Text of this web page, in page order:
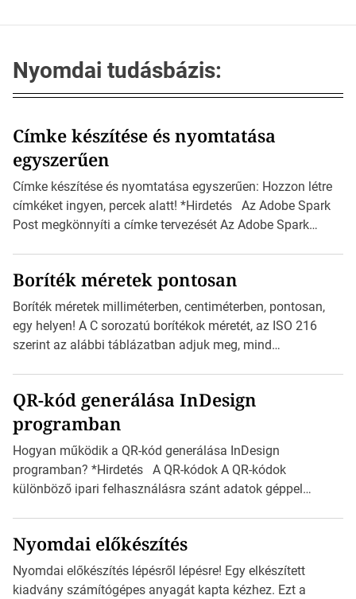
Nyomdai tudásbázis:
Címke készítése és nyomtatása
egyszerűen
Címke készítése és nyomtatása egyszerűen: Hozzon létre
címkéket ingyen, percek alatt! *Hirdetés Az Adobe Spark
Post megkönnyíti a címke tervezését Az Adobe Spark
igazán foroghatnak a kreatív fogaskerekek, miközben
zajlik a saját címke készítése. Hogyan készítsünk címkét?
Válasszon méretet és alakot: Válassza ki a kívánt címke
méretét. Akár néhány […]
Boríték méretek pontosan
Boríték méretek milliméterben, centiméterben, pontosan,
egy helyen! A C sorozatú borítékok méretét, az ISO 216
szerint az alábbi táblázatban adjuk meg, mind
mutatja az A4-es papírlaphoz viszonyítva. Az amerikai és
észak-amerikai boríték méretére az ISO 216 nem
vonatkozik. Boríték méretének táblázata C0-tól […]
QR-kód generálása InDesign
programban
Hogyan működik a QR-kód generálása InDesign
programban? *Hirdetés A QR-kódok A QR-kódok
különböző ipari felhasználásra szánt adatok géppel
okostelefonjára telepíthet egy QR-kód-leolvasó
alkalmazást, ami leolvasni és dekódolni képes az URL-
információt és átirányítja a telefon böngészőjét a cég
Nyomdai előkészítés
Nyomdai előkészítés lépésről lépésre! Egy elkészített
kiadvány számítógépes anyagát kapta kézhez. Ezt a